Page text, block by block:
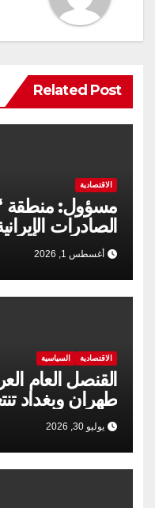
Related Post
الاقتصادية
مسؤول: منطقة
الصادرات
أغسطس 1, 2026
الاقتصادية السياسية
القنصل العام
طهران وبغداد
السكك الحديدية
يوليو 30, 2026